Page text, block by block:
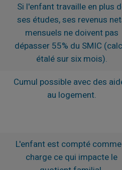
Si l'enfant travaille en plus
ses études, ses revenus
mensuels ne doivent pas
dépasser 55% du SMIC
étalé sur six mois).
Cumul possible avec des
au logement.
L'enfant est compté
charge ce qui impacte le